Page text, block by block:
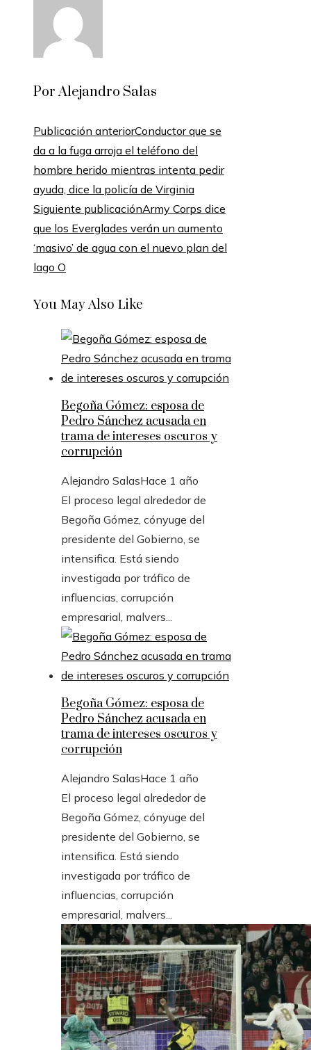
Por Alejandro Salas
Publicación anteriorConductor que se
da a la fuga arroja el teléfono del
hombre herido mientras intenta pedir
ayuda, dice la policía de Virginia
Siguiente publicaciónArmy Corps dice
que los Everglades verán un aumento
‘masivo’ de agua con el nuevo plan del
lago O
You May Also Like
Begoña Gómez: esposa de
Pedro Sánchez acusada en
trama de intereses oscuros y
corrupción
Alejandro SalasHace 1 año
El proceso legal alrededor de
Begoña Gómez, cónyuge del
presidente del Gobierno, se
intensifica. Está siendo
investigada por tráfico de
influencias, corrupción
empresarial, malvers...
Begoña Gómez: esposa de
Pedro Sánchez acusada en
trama de intereses oscuros y
corrupción
Alejandro SalasHace 1 año
El proceso legal alrededor de
Begoña Gómez, cónyuge del
presidente del Gobierno, se
intensifica. Está siendo
investigada por tráfico de
influencias, corrupción
empresarial, malvers...